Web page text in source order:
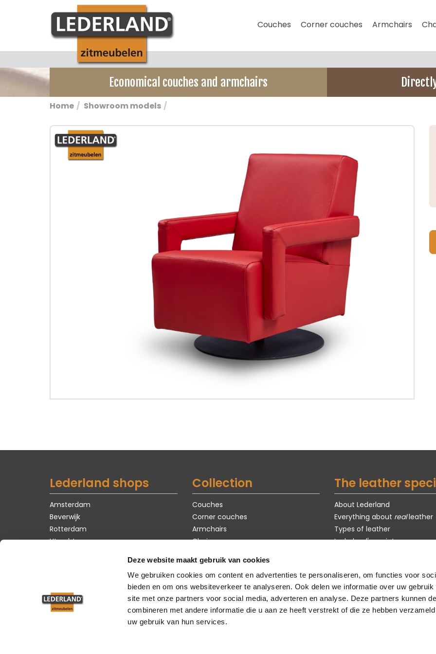
Deze website maakt gebruik van cookies
We gebruiken cookies om content en advertenties te personaliseren, om functies voor
bieden en om ons websiteverkeer te analyseren. Ook delen we informatie over uw gebruik
site met onze partners voor social media, adverteren en analyse. Deze partners kunnen
combineren met andere informatie die u aan ze heeft verstrekt of die ze hebben
uw gebruik van hun services.
Couches Corner couches Armchairs
Economical couches and armchairs
Home Showroom models
Lederland shops
Amsterdam
Beverwijk
Rotterdam
Utrecht
Collection
Couches
Corner couches
Armchairs
Chairs
Carpets
Showroom models
The leather
About Lederland
Everything about realleather
Types of leather
Lederland's maintenance
Customization
faq
sustainability